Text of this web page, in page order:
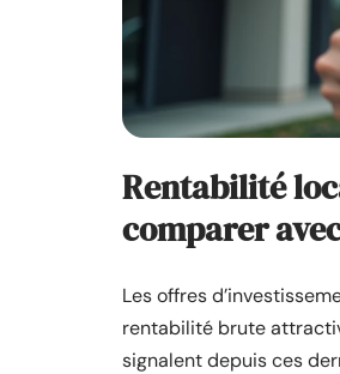
Rentabilité
comparer
Les offres
rentabilité brute
signalent depuis ces